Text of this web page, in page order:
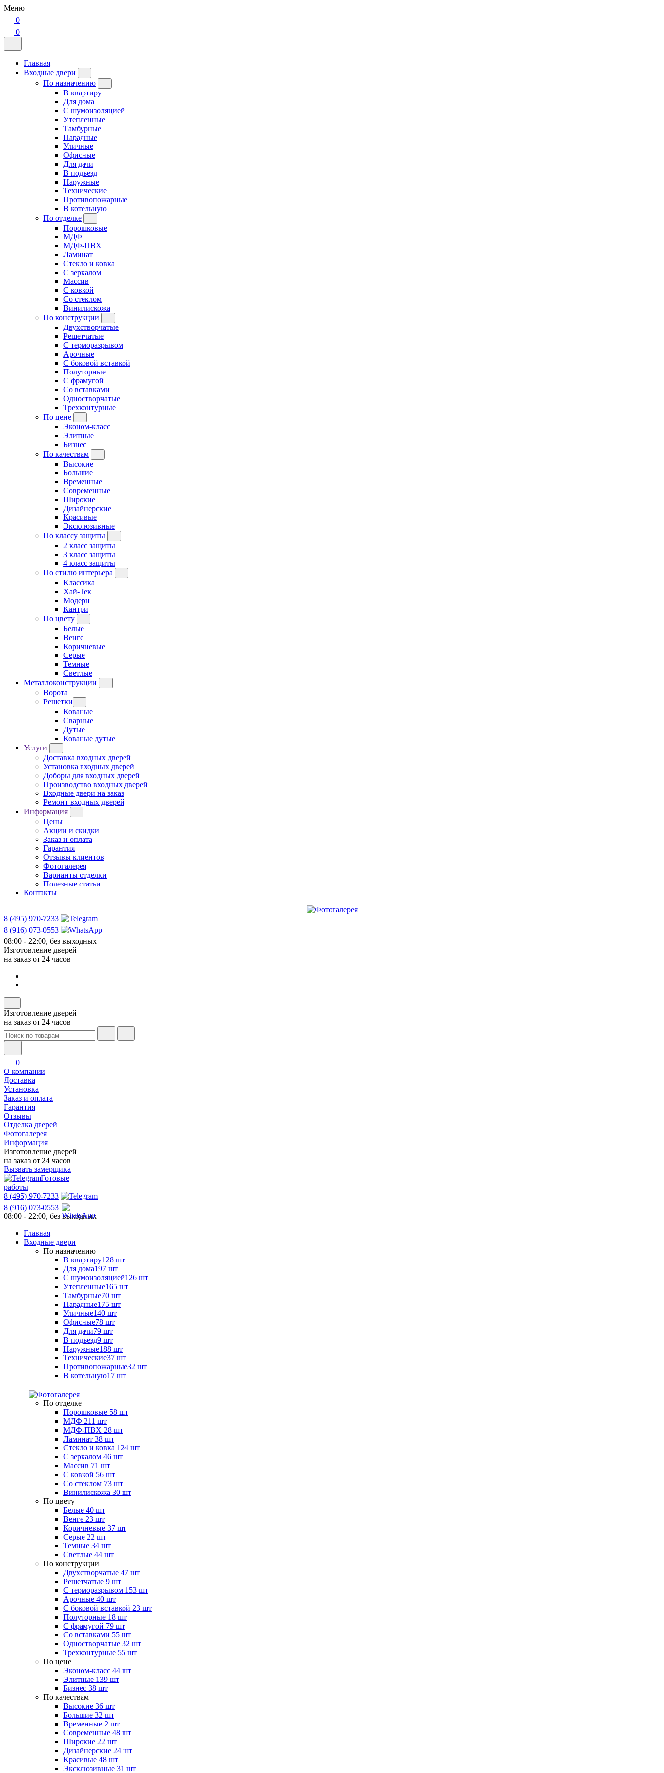
Меню
0
0
Главная
Входные двери
По назначению
В квартиру
Для дома
С шумоизоляцией
Утепленные
Тамбурные
Парадные
Уличные
Офисные
Для дачи
В подъезд
Наружные
Технические
Противопожарные
В котельную
По отделке
Порошковые
МДФ
МДФ-ПВХ
Ламинат
Стекло и ковка
С зеркалом
Массив
С ковкой
Со стеклом
Винилискожа
По конструкции
Двухстворчатые
Решетчатые
С терморазрывом
Арочные
С боковой вставкой
Полуторные
С фрамугой
Cо вставками
Одностворчатые
Трехконтурные
По цене
Эконом-класс
Элитные
Бизнес
По качествам
Высокие
Большие
Временные
Современные
Широкие
Дизайнерские
Красивые
Эксклюзивные
По классу защиты
2 класс защиты
3 класс защиты
4 класс защиты
По стилю интерьера
Классика
Хай-Тек
Модерн
Кантри
По цвету
Белые
Венге
Коричневые
Серые
Темные
Светлые
Металлоконструкции
Ворота
Решетки
Кованые
Сварные
Дутые
Кованые дутые
Услуги
Доставка входных дверей
Установка входных дверей
Доборы для входных дверей
Производство входных дверей
Входные двери на заказ
Ремонт входных дверей
Информация
Цены
Акции и скидки
Заказ и оплата
Гарантия
Отзывы клиентов
Фотогалерея
Варианты отделки
Полезные статьи
Контакты
8 (495) 970-7233
8 (916) 073-0553
08:00 - 22:00, без выходных
Изготовление дверей
на заказ от 24 часов
Изготовление дверей
на заказ от 24 часов
0
О компании
Доставка
Установка
Заказ и оплата
Гарантия
Отзывы
Отделка дверей
Фотогалерея
Информация
Изготовление дверей
на заказ от 24 часов
Вызвать замерщика
Готовые
работы
8 (495) 970-7233
8 (916) 073-0553
08:00 - 22:00, без выходных
Главная
Входные двери
По назначению
В квартиру128 шт
Для дома197 шт
С шумоизоляцией126 шт
Утепленные165 шт
Тамбурные70 шт
Парадные175 шт
Уличные140 шт
Офисные78 шт
Для дачи79 шт
В подъезд9 шт
Наружные188 шт
Технические37 шт
Противопожарные32 шт
В котельную17 шт
По отделке
Порошковые 58 шт
МДФ 211 шт
МДФ-ПВХ 28 шт
Ламинат 38 шт
Стекло и ковка 124 шт
С зеркалом 46 шт
Массив 71 шт
С ковкой 56 шт
Со стеклом 73 шт
Винилискожа 30 шт
По цвету
Белые 40 шт
Венге 23 шт
Коричневые 37 шт
Серые 22 шт
Темные 34 шт
Светлые 44 шт
По конструкции
Двухстворчатые 47 шт
Решетчатые 9 шт
С терморазрывом 153 шт
Арочные 40 шт
С боковой вставкой 23 шт
Полуторные 18 шт
С фрамугой 79 шт
Cо вставками 55 шт
Одностворчатые 32 шт
Трехконтурные 55 шт
По цене
Эконом-класс 44 шт
Элитные 139 шт
Бизнес 38 шт
По качествам
Высокие 36 шт
Большие 32 шт
Временные 2 шт
Современные 48 шт
Широкие 22 шт
Дизайнерские 24 шт
Красивые 48 шт
Эксклюзивные 31 шт